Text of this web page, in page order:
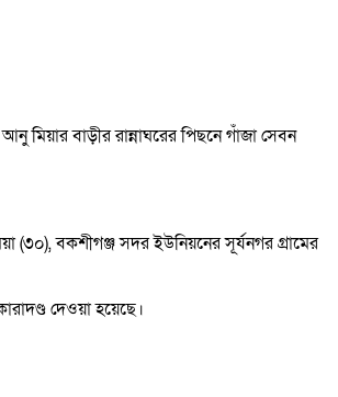
মিয়ার বাড়ীর রান্নাঘরের পিছনে গাঁজা সেবন
(৩০), বকশীগঞ্জ সদর ইউনিয়নের সূর্যনগর গ্রামের
দেওয়া হয়েছে।